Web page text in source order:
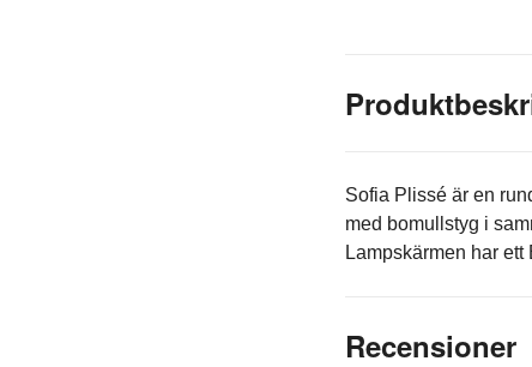
Sofia Plissé är en
med bomullstyg i
Lampskärmen har
Recensioner